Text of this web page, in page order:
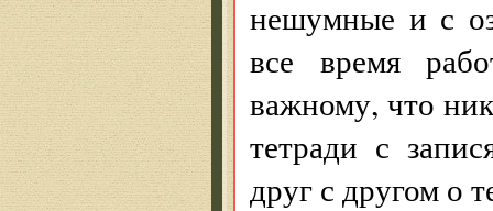
нешумные и с
все время
важному, что
тетради с
друг с другом о